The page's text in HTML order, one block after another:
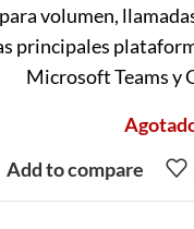
volumen,
principales
Microsoft Teams y
Add to compare